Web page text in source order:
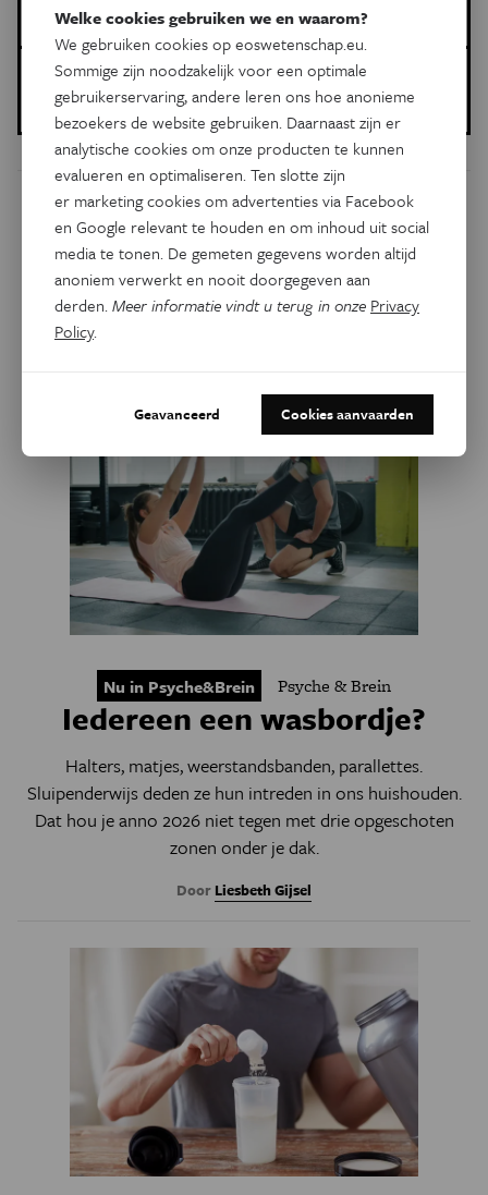
Gezondheid wandelen Sportwetenschap
Gepubliceerd op:
02 mei 2023
Dit artikel delen op:
Facebook Twitter Linkedin
Nu in Psyche&Brein Psyche & Brein
Iedereen een wasbordje?
Halters, matjes, weerstandsbanden, parallettes.
Sluipenderwijs deden ze hun intreden in ons huishouden.
Dat hou je anno 2026 niet tegen met drie opgeschoten
zonen onder je dak.
Door Liesbeth Gijsel
Welke cookies gebruiken we en waarom?
We gebruiken cookies op eoswetenschap.eu.
Sommige zijn noodzakelijk voor een optimale
gebruikerservaring, andere leren ons hoe anonieme
bezoekers de website gebruiken. Daarnaast zijn er
analytische cookies om onze producten te kunnen
evalueren en optimaliseren. Ten slotte zijn
er marketing cookies om advertenties via Facebook
en Google relevant te houden en om inhoud uit social
media te tonen. De gemeten gegevens worden altijd
anoniem verwerkt en nooit doorgegeven aan
derden.Meer informatie vindt u terug in onze Privacy
Policy.
Geavanceerd Cookies aanvaarden